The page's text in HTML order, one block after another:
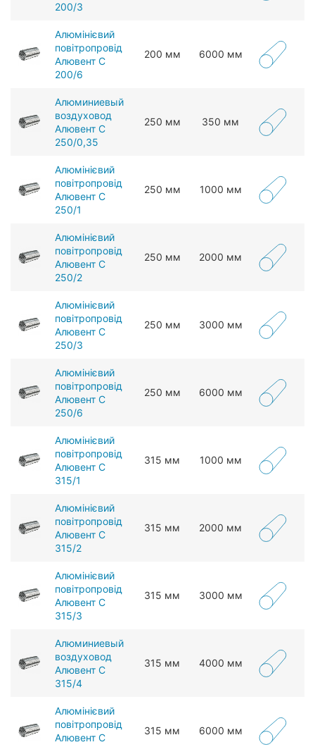
200/3
Алюмінієвий
повітропровід
Алювент С
200/6
200 мм 6000 мм
Алюминиевый
воздуховод
Алювент С
250/0,35
250 мм 350 мм
Алюмінієвий
повітропровід
Алювент С
250/1
250 мм 1000 мм
Алюмінієвий
повітропровід
Алювент С
250/2
250 мм 2000 мм
Алюмінієвий
повітропровід
Алювент С
250/3
250 мм 3000 мм
Алюмінієвий
повітропровід
Алювент С
250/6
250 мм 6000 мм
Алюмінієвий
повітропровід
Алювент С
315/1
315 мм 1000 мм
Алюмінієвий
повітропровід
Алювент С
315/2
315 мм 2000 мм
Алюмінієвий
повітропровід
Алювент С
315/3
315 мм 3000 мм
Алюминиевый
воздуховод
Алювент С
315/4
315 мм 4000 мм
Алюмінієвий
повітропровід
Алювент С
315 мм 6000 мм